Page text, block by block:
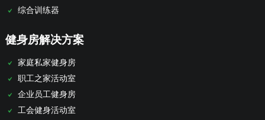
综合训练器
健身房解决方案
家庭私家健身房
职工之家活动室
企业员工健身房
工会健身活动室